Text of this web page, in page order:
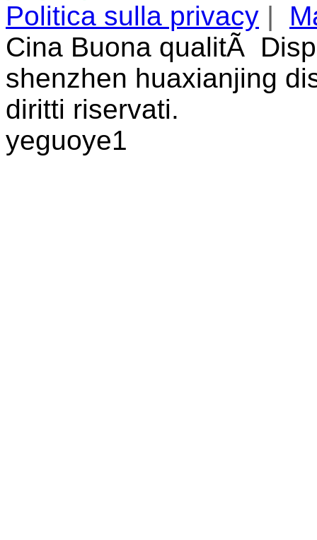
Politica sulla privacy |
Cina Buona qualitÃ
shenzhen huaxianjing
diritti riservati.
yeguoye1